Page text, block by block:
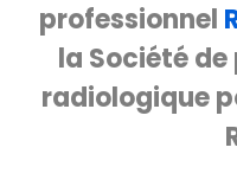
professionnel
la Société
radiologique